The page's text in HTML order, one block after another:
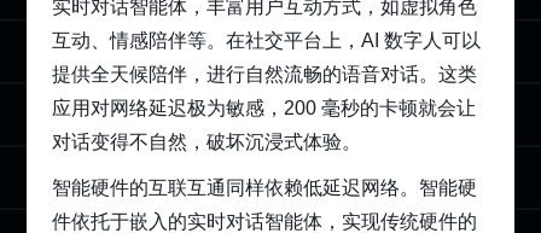
实时对话智能体，丰富用户互动方式，如虚拟角色
互动、情感陪伴等。在社交平台上，AI 数字人可以
提供全天候陪伴，进行自然流畅的语音对话。这类
应用对网络延迟极为敏感，200 毫秒的卡顿就会让
对话变得不自然，破坏沉浸式体验。
智能硬件的互联互通同样依赖低延迟网络。智能硬
件依托于嵌入的实时对话智能体，实现传统硬件的